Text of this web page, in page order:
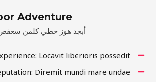
Adventure
أبجد هوز حطي كلمن
Locavit liberioris possedit
Diremit mundi mare undae